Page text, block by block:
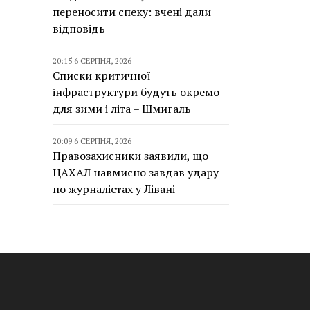
переносити спеку: вчені дали
відповідь
20:15 6 СЕРПНЯ, 2026
Списки критичної
інфраструктури будуть окремо
для зими і літа – Шмигаль
20:09 6 СЕРПНЯ, 2026
Правозахисники заявили, що
ЦАХАЛ навмисно завдав удару
по журналістах у Лівані